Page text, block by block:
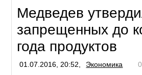
Медведев
запрещенных до
года продуктов
01.07.2016, 20:52, Экономика 0